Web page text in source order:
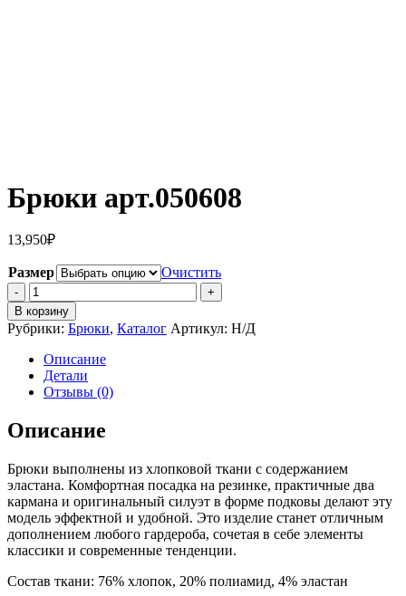
Брюки арт.050608
13,950₽
Размер
Очистить
Количество
Брюки
арт.050608
В корзину
Рубрики: Брюки, Каталог Артикул: Н/Д
Описание
Детали
Отзывы (0)
Описание
Брюки выполнены из хлопковой ткани с содержанием
эластана. Комфортная посадка на резинке, практичные два
кармана и оригинальный силуэт в форме подковы делают эту
модель эффектной и удобной. Это изделие станет отличным
дополнением любого гардероба, сочетая в себе элементы
классики и современные тенденции.
Состав ткани: 76% хлопок, 20% полиамид, 4% эластан